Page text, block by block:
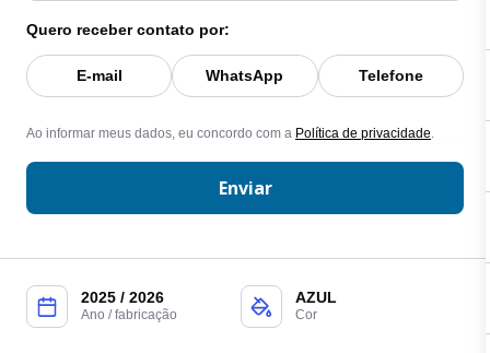
2025 / 2026
Ano / fabricação
AZUL
Cor
Quero receber contato por:
E-mail WhatsApp Telefone
Ao informar meus dados, eu concordo com a Política de privacidade
Enviar